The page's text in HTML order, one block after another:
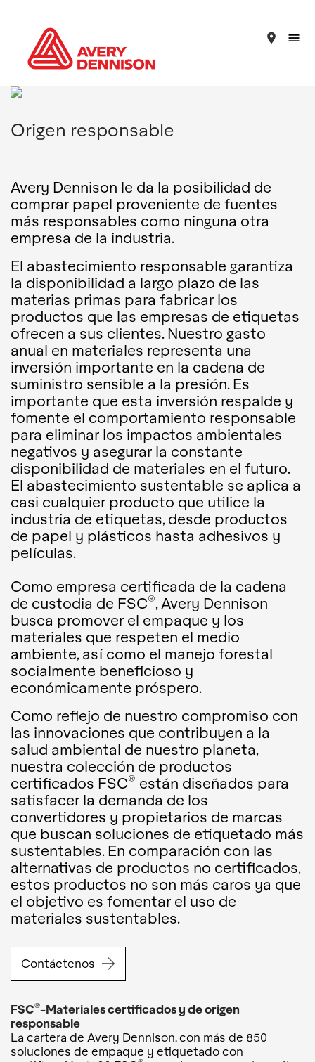
place
Origen responsable
Avery Dennison le da la posibilidad de
comprar papel proveniente de fuentes
más responsables como ninguna otra
empresa de la industria.
El abastecimiento responsable garantiza
la disponibilidad a largo plazo de las
materias primas para fabricar los
productos que las empresas de etiquetas
ofrecen a sus clientes. Nuestro gasto
anual en materiales representa una
inversión importante en la cadena de
suministro sensible a la presión. Es
importante que esta inversión respalde y
fomente el comportamiento responsable
para eliminar los impactos ambientales
negativos y asegurar la constante
disponibilidad de materiales en el futuro.
El abastecimiento sustentable se aplica a
casi cualquier producto que utilice la
industria de etiquetas, desde productos
de papel y plásticos hasta adhesivos y
películas.
Como empresa certificada de la cadena
de custodia de FSC®, Avery Dennison
busca promover el empaque y los
materiales que respeten el medio
ambiente, así como el manejo forestal
socialmente beneficioso y
económicamente próspero.
Como reflejo de nuestro compromiso con
las innovaciones que contribuyen a la
salud ambiental de nuestro planeta,
nuestra colección de productos
certificados FSC® están diseñados para
satisfacer la demanda de los
convertidores y propietarios de marcas
que buscan soluciones de etiquetado más
sustentables. En comparación con las
alternativas de productos no certificados,
estos productos no son más caros ya que
el objetivo es fomentar el uso de
materiales sustentables.
Contáctenos
FSC®-Materiales certificados y de origen
responsable
La cartera de Avery Dennison, con más de 850
soluciones de empaque y etiquetado con